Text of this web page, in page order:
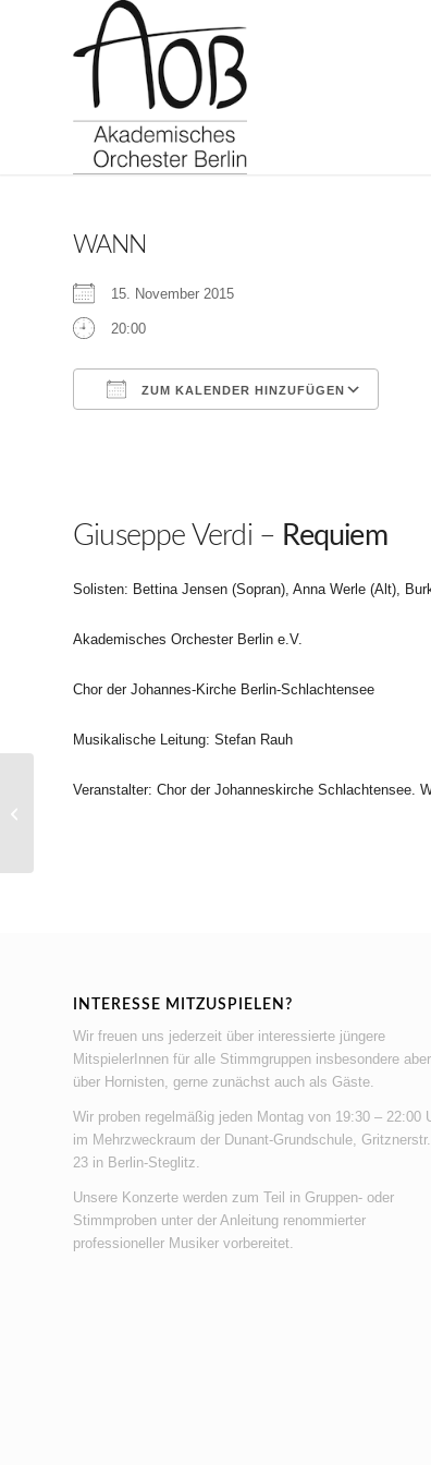
WANN
15. November 2015
20:00
ZUM KALENDER HINZUFÜGEN
Giuseppe Verdi – Requiem
Solisten: Bettina Jensen (Sopran), Anna Werle (Alt),
Akademisches Orchester Berlin e.V.
Chor der Johannes-Kirche Berlin-Schlachtensee
Musikalische Leitung: Stefan Rauh
Veranstalter: Chor der Johanneskirche Schlachtensee.
INTERESSE MITZUSPIELEN?
Wir freuen uns jederzeit über interessierte jüngere
MitspielerInnen für alle Stimmgruppen insbesondere aber
über Hornisten, gerne zunächst auch als Gäste.
Wir proben regelmäßig jeden Montag von 19:30 – 22:00
im Mehrzweckraum der Dunant-Grundschule,
23 in Berlin-Steglitz.
Unsere Konzerte werden zum Teil in Gruppen- oder
Stimmproben unter der Anleitung renommierter
professioneller Musiker vorbereitet.